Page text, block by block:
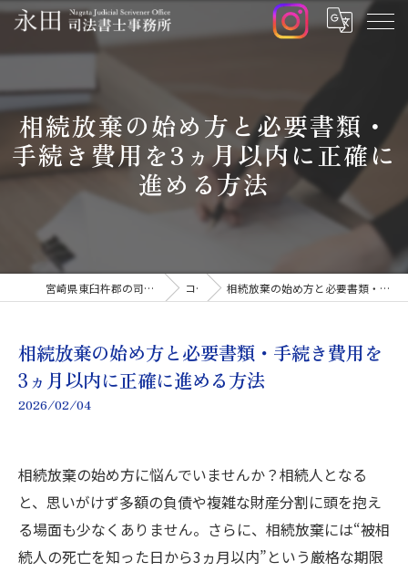
相続放棄の始め方と必要書類・
手続き費用を3ヵ月以内に正確に
進める方法
宮崎県東臼杵郡の司法書士なら永田司法書士事務所 コラム 相続放棄の始め方と必要書類・手続き費用を3ヵ月以内に正確に進める方法
相続放棄の始め方と必要書類・手続き費用を
3ヵ月以内に正確に進める方法
2026/02/04
相続放棄の始め方に悩んでいませんか？相続人となる
と、思いがけず多額の負債や複雑な財産分割に頭を抱え
る場面も少なくありません。さらに、相続放棄には“被相
続人の死亡を知った日から3ヵ月以内”という厳格な期限